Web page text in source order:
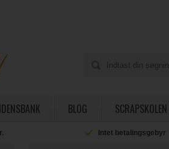
BLOG SCRAPSKOLEN
Intet betalingsgebyr